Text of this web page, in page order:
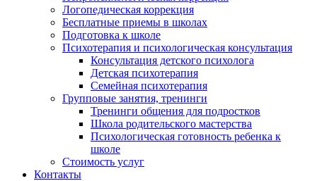
Логопедическая коррекция
Бесплатные приемы в школах
Подготовка к школе
Психотерапия и психологическая консультация
Консультация детского психолога
Детская психотерапия
Семейная психотерапия
Групповые занятия, тренинги
Тренинги общения для подростков
Школа родительского мастерства
Психологическая готовность ребенка к
школе
Стоимость услуг
Контакты